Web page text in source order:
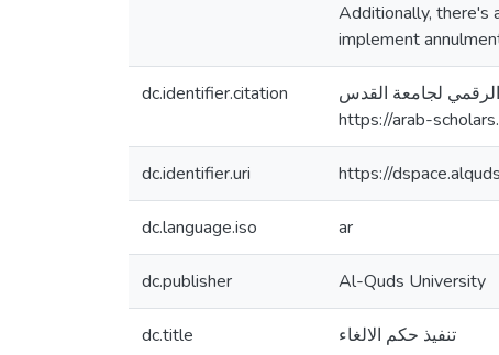
Additionally, there's
implement
dc.identifier.citation
الرقمي لجامعة القدس.
https://arab-
dc.identifier.uri https://
dc.language.iso ar
dc.publisher Al-Quds University
dc.title تنفيذ حكم الالغاء